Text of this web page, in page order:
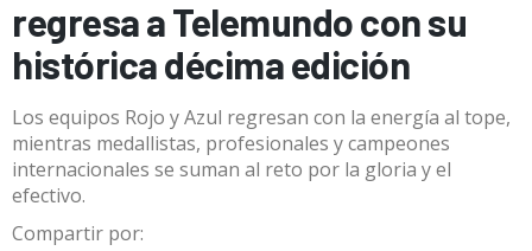
CIENCIA Y TECNOLOGÍA
VIDA
SOCIEDAD
CULTURIZANDO.COM
regresa a Telemundo con su
histórica décima edición
Los equipos Rojo y Azul regresan con la energía al tope,
mientras medallistas, profesionales y campeones
internacionales se suman al reto por la gloria y el
efectivo.
Compartir por: